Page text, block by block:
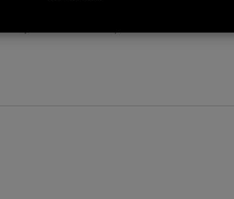
acogedora en un formato compacto.
y una versatilidad que las convierten en